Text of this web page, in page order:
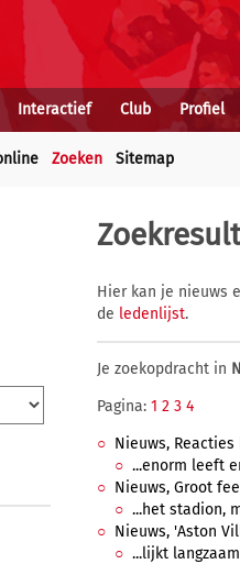
Interactief Club Profiel
Zoeken Sitemap
Hier kan je nieuws
de ledenlijst.
Je zoekopdracht in
Pagina: 1 2 3 4
Nieuws, Reacties
...enorm leeft
Nieuws, Groot
...het stadion,
Nieuws, 'Aston
...lijkt